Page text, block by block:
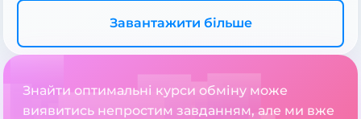
Завантажити більше
Знайти оптимальні курси обміну може
виявитись непростим завданням, але ми вже